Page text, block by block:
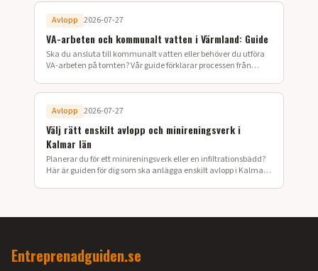
Avlopp 2026-07-27
VA-arbeten och kommunalt vatten i Värmland: Guide
Ska du ansluta till kommunalt vatten eller behöver du utföra
VA-arbeten på tomten? Vår guide förklarar processen från
Avlopp 2026-07-27
Välj rätt enskilt avlopp och minireningsverk i
Kalmar län
Planerar du för ett minireningsverk eller en infiltrationsbädd?
Här är guiden för dig som ska anlägga enskilt avlopp i Kalmar
Entreprenadguiden.se